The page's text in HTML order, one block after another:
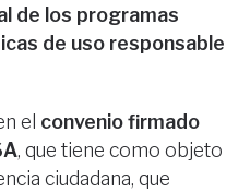
de los programas
de uso responsable
el convenio firmado
, que tiene como objeto
ciudadana, que